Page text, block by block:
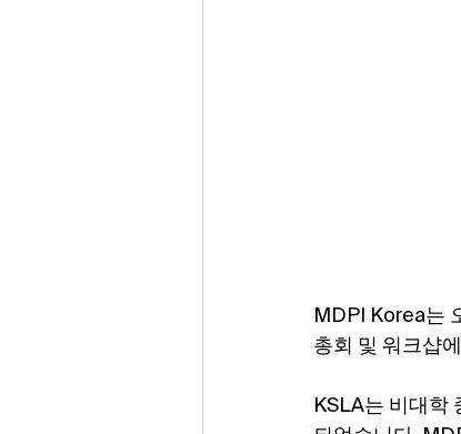
MDPI Korea는
총회 및 워크샵
KSLA는 비대학